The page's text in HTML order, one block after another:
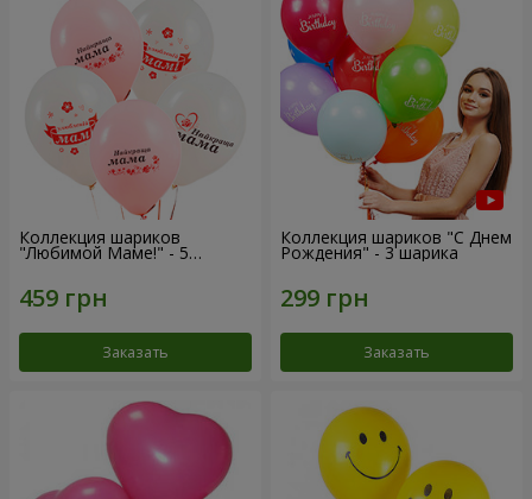
Коллекция шариков
"Любимой Маме!" - 5
Заказать
Коллекция шариков "С Днем
Рождения" - 3 шарика
Заказать